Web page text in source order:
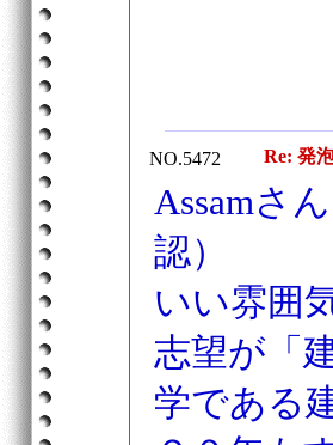
NO.5472 Re: 発
Assamさ
認）
いい雰囲
志望が「
学である